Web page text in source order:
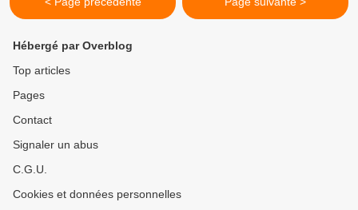
Hébergé par Overblog
Top articles
Pages
Contact
Signaler un abus
C.G.U.
Cookies et données personnelles